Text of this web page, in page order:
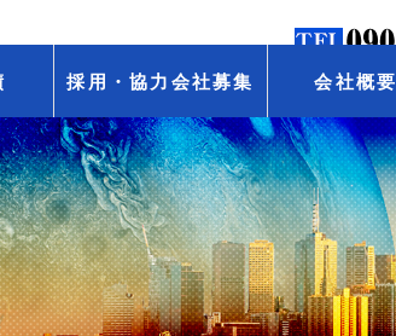
採用・協力会社募集 会社概要